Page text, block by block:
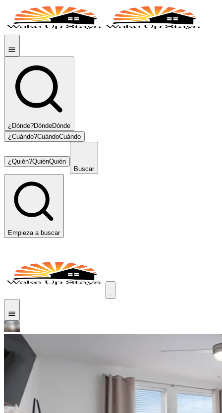
¿Dónde?DóndeDónde
¿Cuándo?CuándoCuándo
¿Quién?QuiénQuién
Buscar
Empieza a buscar